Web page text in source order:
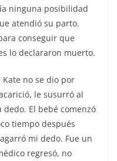
ninguna posibilidad
atendió su parto.
conseguir que
lo declararon muerto.
no se dio por
le susurró al
El bebé comenzó
tiempo después
mi dedo. Fue un
regresó, no